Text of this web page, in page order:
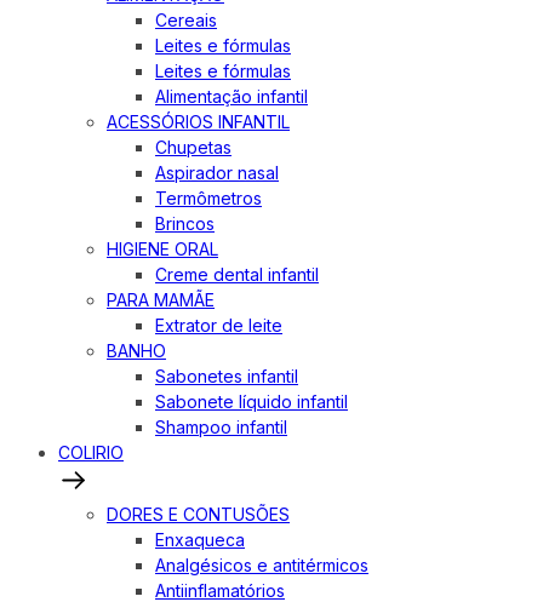
Cereais
Leites e fórmulas
Leites e fórmulas
Alimentação infantil
ACESSÓRIOS INFANTIL
Chupetas
Aspirador nasal
Termômetros
Brincos
HIGIENE ORAL
Creme dental infantil
PARA MAMÃE
Extrator de leite
BANHO
Sabonetes infantil
Sabonete líquido infantil
Shampoo infantil
COLIRIO
DORES E CONTUSÕES
Enxaqueca
Analgésicos e antitérmicos
Antiinflamatórios